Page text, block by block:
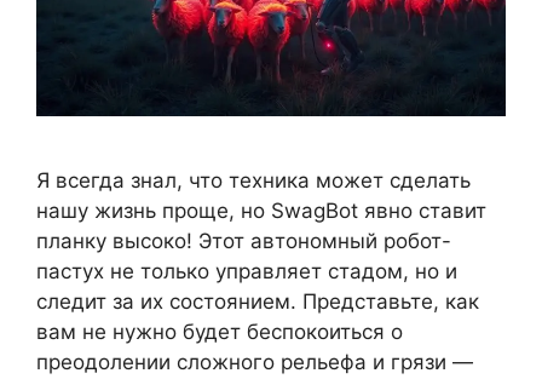
Я всегда знал, что техника может сделать
нашу жизнь проще, но SwagBot явно ставит
планку высоко! Этот автономный робот-
пастух не только управляет стадом, но и
следит за их состоянием. Представьте, как
вам не нужно будет беспокоиться о
преодолении сложного рельефа и грязи —